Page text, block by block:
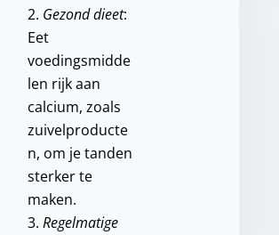
Gezond dieet:
Eet
voedingsmidde
len rijk aan
calcium, zoals
zuivelproducte
n, om je tanden
sterker te
maken.
Regelmatige